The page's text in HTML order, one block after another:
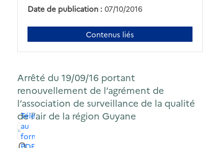
Date de publication : 07/10/2016
Contenus liés
Arrêté du 19/09/16 portant
renouvellement de l’agrément de
l’association de surveillance de la qualité
de l’air de la région Guyane
Télécharger
au
format